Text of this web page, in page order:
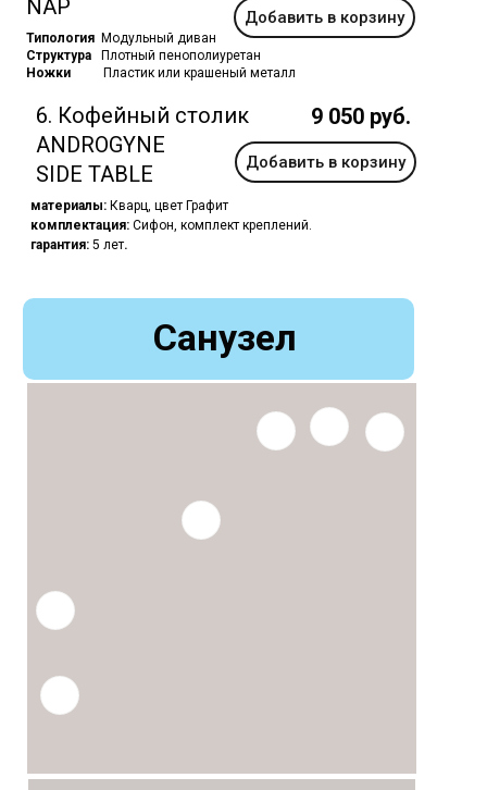
Добавить в корзину
Добавить в корзину
Типология Модульный диван
Структура
Плотный пенополиуретан
Ножки
Пластик или крашеный металл
NAP
материалы: Кварц, цвет Графит
комплектация: Сифон, комплект креплений.
гарантия: 5 лет.
9 050 руб.
6. Кофейный столик
ANDROGYNE
SIDE TABLE
Санузел